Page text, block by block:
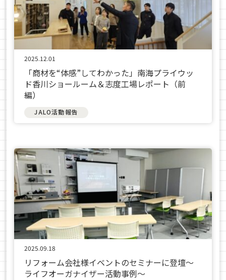
2025.12.01
「商材を“体感”してわかった」南海プライウッ
ド香川ショールーム＆志度工場レポート（前
編）
JALO活動報告
2025.09.18
リフォーム会社様イベントのセミナーに登壇〜
ライフオーガナイザー活動事例〜